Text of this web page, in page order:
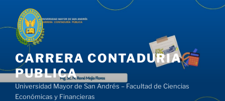
contenido
CARRERA CONTADURIA
PUBLICA
Universidad Mayor de San Andrés – Facultad de Ciencias
Económicas y Financieras